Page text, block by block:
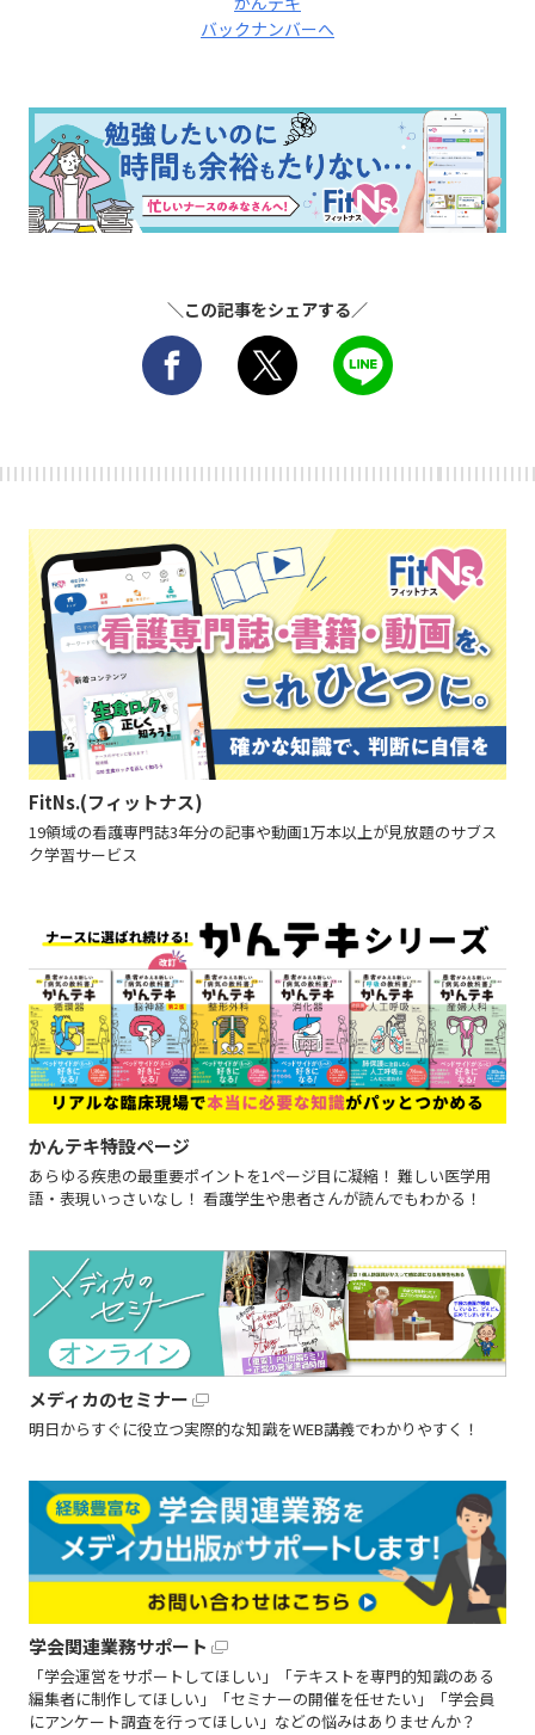
バックナンバーへ
＼この記事をシェアする／
FitNs.(フィットナス)
19領域の看護専門誌3年分の記事や動画1万本以上が見放題のサブス
ク学習サービス
かんテキ特設ページ
あらゆる疾患の最重要ポイントを1ページ目に凝縮！ 難しい医学用
語・表現いっさいなし！ 看護学生や患者さんが読んでもわかる！
メディカのセミナー
明日からすぐに役立つ実際的な知識をWEB講義でわかりやすく！
学会関連業務サポート
「学会運営をサポートしてほしい」「テキストを専門的知識のある
編集者に制作してほしい」「セミナーの開催を任せたい」「学会員
にアンケート調査を行ってほしい」などの悩みはありませんか？